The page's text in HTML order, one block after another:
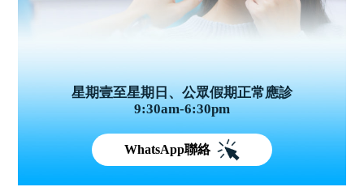
星期壹至星期日、公眾假期正常應診
9:30am-6:30pm
WhatsApp聯絡